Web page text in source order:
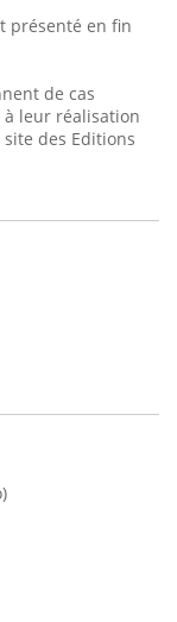
présenté en fin
de cas
à leur réalisation
des Editions